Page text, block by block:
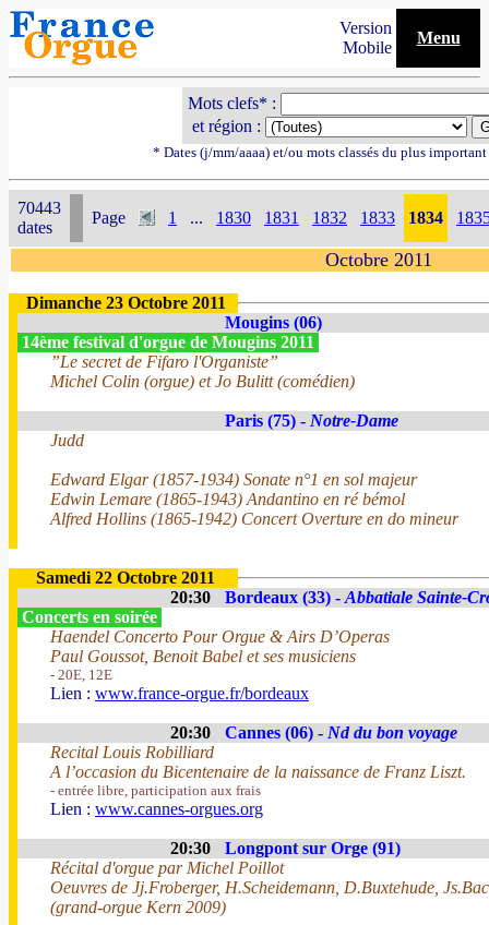
Version
Mobile
Menu
Mots clefs* :
et région :
* Dates (j/mm/aaaa) et/ou mots classés du plus
70443
dates
Page 1 ... 1830 1831 1832 1833 1834
Octobre 2011
Dimanche 23 Octobre 2011
Mougins (06)
14ème festival d'orgue de Mougins 2011
”Le secret de Fifaro l'Organiste”
Michel Colin (orgue) et Jo Bulitt (comédien)
Paris (75) - Notre-Dame
Judd
Edward Elgar (1857-1934) Sonate n°1 en sol majeur
Edwin Lemare (1865-1943) Andantino en ré bémol
Alfred Hollins (1865-1942) Concert Overture en do mineur
Samedi 22 Octobre 2011
20:30
Bordeaux (33) - Abbatiale Sainte-
Concerts en soirée
Haendel Concerto Pour Orgue & Airs D’Operas
Paul Goussot, Benoit Babel et ses musiciens
- 20E, 12E
Lien : www.france-orgue.fr/bordeaux
20:30 Cannes (06) - Nd du bon voyage
Recital Louis Robilliard
A l’occasion du Bicentenaire de la naissance de Franz Liszt.
- entrée libre, participation aux frais
Lien : www.cannes-orgues.org
20:30
Longpont sur Orge (91)
Récital d'orgue par Michel Poillot
Oeuvres de Jj.Froberger, H.Scheidemann, D.Buxtehude,
(grand-orgue Kern 2009)